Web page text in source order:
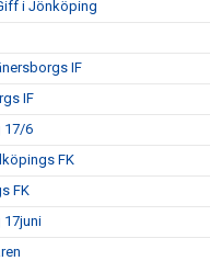
i Jönköping
IF
IF
17/6
FK
FK
17juni